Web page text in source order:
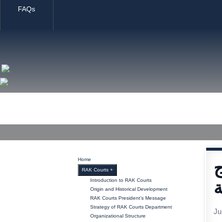
FAQs
Home
RAK Courts +
Introduction to RAK Courts
Origin and Historical Development
RAK Courts President’s Message
Strategy of RAK Courts Department
Organizational Structure